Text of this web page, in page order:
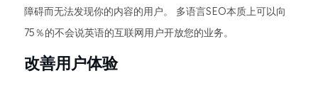
障碍而无法发现你的内容的用户。 多语言SEO本质上可以向
75％的不会说英语的互联网用户开放您的业务。
改善用户体验